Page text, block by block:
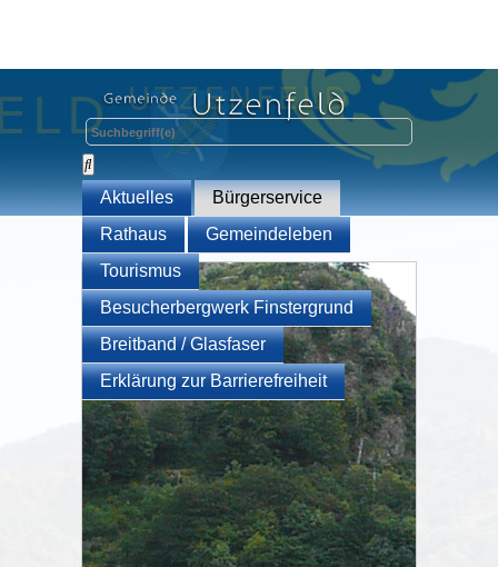
Aktuelles
Bürgerservice
Rathaus
Gemeindeleben
Tourismus
Besucherbergwerk Finstergrund
Breitband / Glasfaser
Erklärung zur Barrierefreiheit